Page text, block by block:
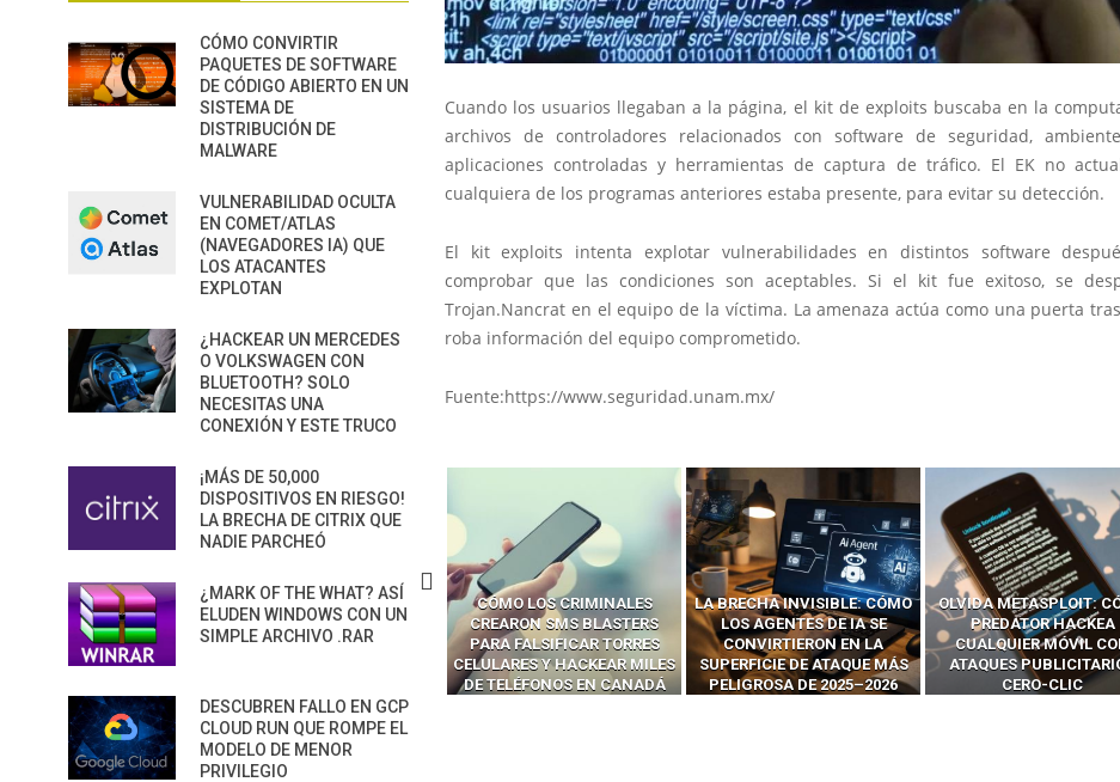
Cuando los usuarios llegaban a la página, el kit de exploits buscaba en la
archivos de controladores relacionados con software de seguridad,
aplicaciones controladas y herramientas de captura de tráfico. El EK no
cualquiera de los programas anteriores estaba presente, para evitar su detección.
El kit exploits intenta explotar vulnerabilidades en distintos software
comprobar que las condiciones son aceptables. Si el kit fue exitoso, se
Trojan.Nancrat en el equipo de la víctima. La amenaza actúa como una puerta
roba información del equipo comprometido.
Fuente:https://www.seguridad.unam.mx/
CÓMO LOS HACKERS
MANIPULAN GITHUB
DENTRO DE VS CODE
CÓMO LAVAR EL CEREBRO A
LOS NAVEGADORES CON IA
PARA ROBAR SECRETOS
CÓMO LOS CRIMINALES
CREARON SMS BLASTERS
PARA FALSIFICAR TORRES
CELULARES Y HACKEAR MILES
DE TELÉFONOS EN CANADÁ
LA BRECHA INVISIBLE: CÓMO
LOS AGENTES DE IA SE
CONVIRTIERON EN LA
SUPERFICIE DE ATAQUE MÁS
PELIGROSA DE 2025–2026
OLVIDA METASPLOIT:
PREDATOR HACKEA
CUALQUIER MÓVIL
ATAQUES
CERO-CLIC
CÓMO CONVIRTIR
PAQUETES DE SOFTWARE
DE CÓDIGO ABIERTO EN UN
SISTEMA DE
DISTRIBUCIÓN DE
MALWARE
VULNERABILIDAD OCULTA
EN COMET/ATLAS
(NAVEGADORES IA) QUE
LOS ATACANTES
EXPLOTAN
¿HACKEAR UN MERCEDES
O VOLKSWAGEN CON
BLUETOOTH? SOLO
NECESITAS UNA
CONEXIÓN Y ESTE TRUCO
¡MÁS DE 50,000
DISPOSITIVOS EN RIESGO!
LA BRECHA DE CITRIX QUE
NADIE PARCHEÓ
¿MARK OF THE WHAT? ASÍ
ELUDEN WINDOWS CON UN
SIMPLE ARCHIVO .RAR
DESCUBREN FALLO EN GCP
CLOUD RUN QUE ROMPE EL
MODELO DE MENOR
PRIVILEGIO